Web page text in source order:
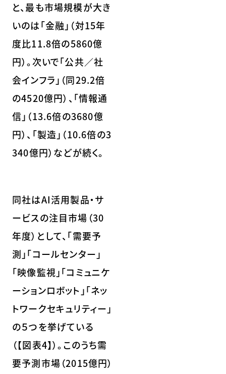
と、最も市場規模が大き
いのは「金融」（対15年
度比11.8倍の5860億
円）。次いで「公共／社
会インフラ」（同29.2倍
の4520億円）、「情報通
信」（13.6倍の3680億
円）、「製造」（10.6倍の3
340億円）などが続く。
同社はAI活用製品・サ
ービスの注目市場（30
年度）として、「需要予
測」「コールセンター」
「映像監視」「コミュニケ
ーションロボット」「ネッ
トワークセキュリティー」
の５つを挙げている
（【図表4】）。このうち需
要予測市場（2015億円）